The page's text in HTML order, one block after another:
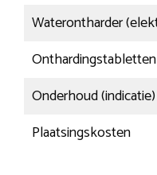
Waterontharder
Onthardingstabletten
Onderhoud (indicatie)
Plaatsingskosten